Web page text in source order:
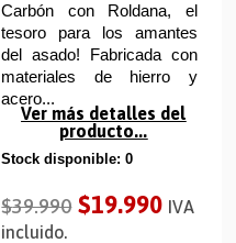
Carbón con Roldana, el
tesoro para los amantes
del asado! Fabricada con
materiales de hierro y
acero...
Ver más detalles del
producto...
Stock disponible: 0
$39.990 $19.990 IVA
incluido.